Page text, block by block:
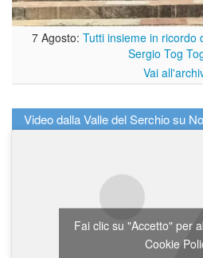
7 Agosto: Tutti insieme in ricordo
Sergio Tog
Vai
Video dalla Valle del Serchio su
Fai clic su "Accetto" per
Cookie